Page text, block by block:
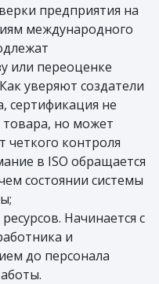
предприятия на
международного
или переоценке
уверяют создатели
сертификация не
товара, но может
четкого контроля
в ISO обращается
состоянии системы
Начинается с
и
до персонала